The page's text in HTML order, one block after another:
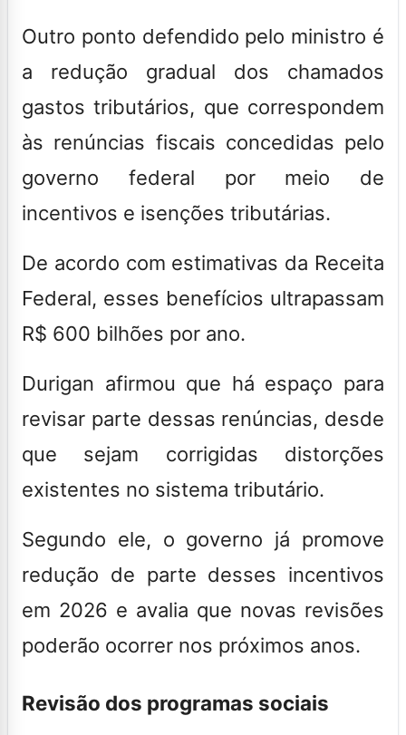
Outro ponto defendido pelo ministro é
a redução gradual dos chamados
gastos tributários, que correspondem
às renúncias fiscais concedidas pelo
governo federal por meio de
incentivos e isenções tributárias.
De acordo com estimativas da Receita
Federal, esses benefícios ultrapassam
R$ 600 bilhões por ano.
Durigan afirmou que há espaço para
revisar parte dessas renúncias, desde
que sejam corrigidas distorções
existentes no sistema tributário.
Segundo ele, o governo já promove
redução de parte desses incentivos
em 2026 e avalia que novas revisões
poderão ocorrer nos próximos anos.
Revisão dos programas sociais